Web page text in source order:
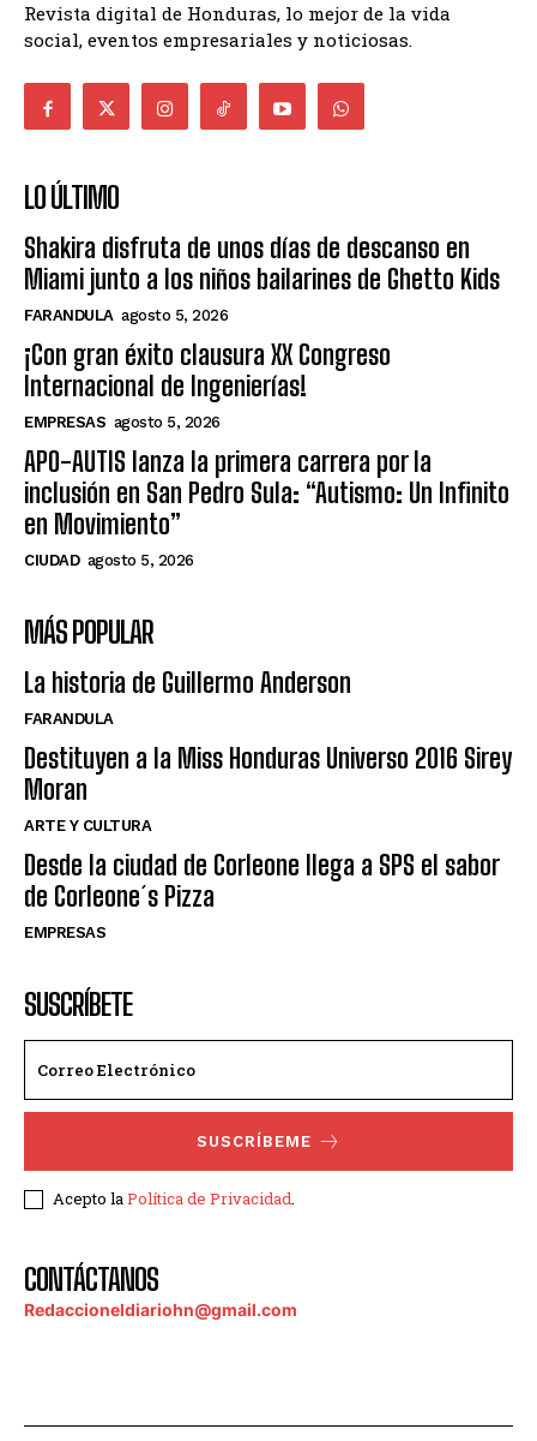
Revista digital de Honduras, lo mejor de la vida
social, eventos empresariales y noticiosas.
LO ÚLTIMO
Shakira disfruta de unos días de descanso en
Miami junto a los niños bailarines de Ghetto Kids
FARANDULA agosto 5, 2026
¡Con gran éxito clausura XX Congreso
Internacional de Ingenierías!
EMPRESAS agosto 5, 2026
APO-AUTIS lanza la primera carrera por la
inclusión en San Pedro Sula: “Autismo: Un Infinito
en Movimiento”
CIUDAD agosto 5, 2026
MÁS POPULAR
La historia de Guillermo Anderson
FARANDULA
Destituyen a la Miss Honduras Universo 2016 Sirey
Moran
ARTE Y CULTURA
Desde la ciudad de Corleone llega a SPS el sabor
de Corleone´s Pizza
EMPRESAS
SUSCRÍBETE
SUSCRÍBEME
Acepto laPolítica de Privacidad.
CONTÁCTANOS
Redaccioneldiariohn@gmail.com